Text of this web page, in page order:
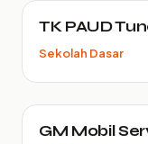
TK PAUD
Sekolah Dasar
GM Mobil